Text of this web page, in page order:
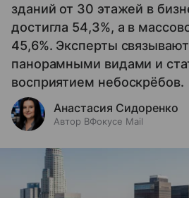
зданий от 30 этажей в
достигла 54,3%, а в
45,6%. Эксперты
панорамными видами и
восприятием небоскрёбов.
Анастасия Сидоренко
Автор ВФокусе Mail